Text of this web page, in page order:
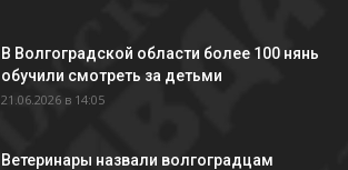
В Волгоградской области более 100 нянь
обучили смотреть за детьми
21.06.2026 в 14:05
Ветеринары назвали волгоградцам